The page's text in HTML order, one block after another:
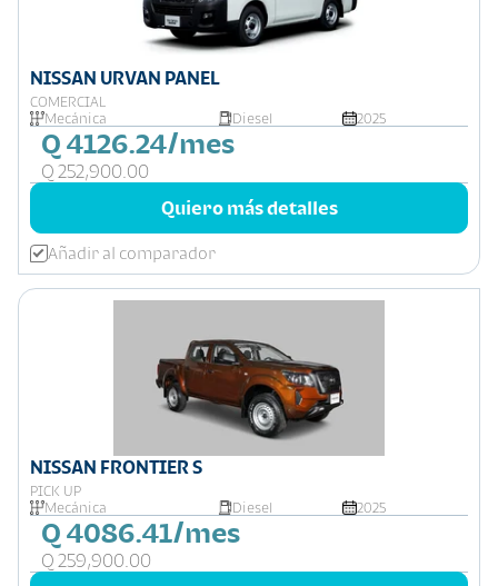
NISSAN URVAN PANEL
COMERCIAL
Mecánica
Diesel 2025
Q 4126.24/mes
Q 252,900.00
Quiero más detalles
Añadir al comparador
NISSAN FRONTIER S
PICK UP
Mecánica
Diesel 2025
Q 4086.41/mes
Q 259,900.00